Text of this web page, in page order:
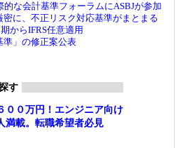
な会計基準フォーラムにASBJが参加
に、不正リスク対応基準がまとまる
からIFRS任意適用
準」の修正案公表
す
００万円！エンジニア向け
満載。転職希望者必見